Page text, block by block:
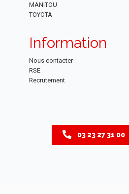
MANITOU
TOYOTA
Information
Nous contacter
RSE
Recrutement
03 23 27 31 00